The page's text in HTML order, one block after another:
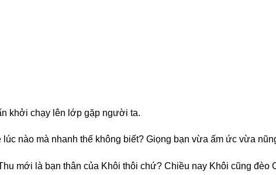
khởi chạy lên lớp gặp người ta.
nào mà nhanh thế không biết? Giọng bạn vừa ấm ức vừa
mới là bạn thân của Khôi thôi chứ? Chiều nay Khôi cũng